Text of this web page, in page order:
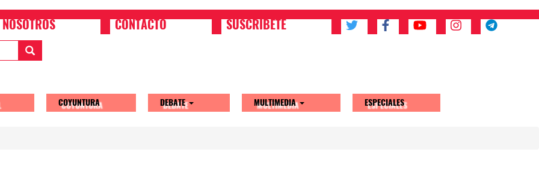
NOSOTROS CONTACTO SUSCRIBETE
COYUNTURA DEBATE MULTIMEDIA ESPECIALES